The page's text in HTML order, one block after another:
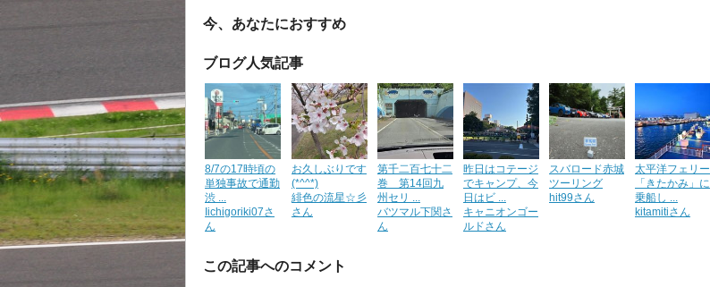
今、あなたにおすすめ
ブログ人気記事
8/7の17時頃の
単独事故で通勤
渋 ...
Iichigoriki07さ
ん
お久しぶりです
(*^^*)
緋色の流星☆彡
さん
第千二百七十二
巻 第14回九
州セリ ...
バツマル下関さ
ん
昨日はコテージ
でキャンプ、今
日はビ ...
キャニオンゴー
ルドさん
スバロード赤城
ツーリング
hit99さん
太平洋フェリー
「きたかみ」に
乗船し ...
kitamitiさん
この記事へのコメント